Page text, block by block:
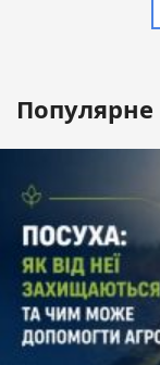
Популярне